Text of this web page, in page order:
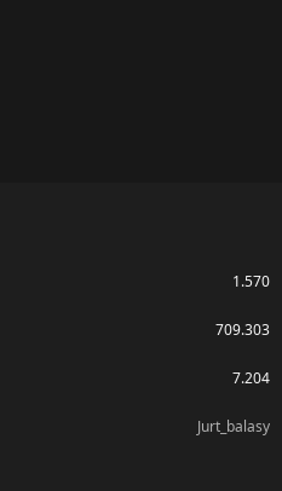
1.570
709.303
7.204
Jurt_balasy